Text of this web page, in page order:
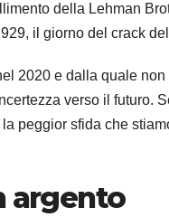
della Lehman
il giorno del crack
2020 e dalla quale
verso il futuro.
peggior sfida che
argento